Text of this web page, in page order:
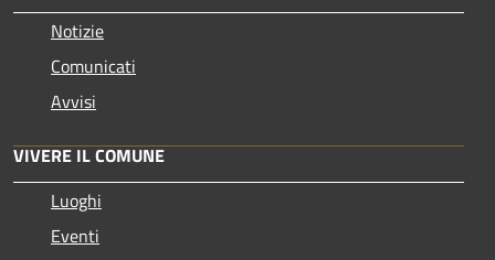
Notizie
Comunicati
Avvisi
VIVERE IL COMUNE
Luoghi
Eventi